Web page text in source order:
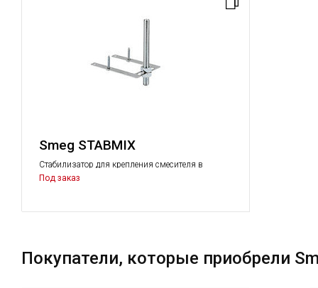
Smeg STABMIX
Стабилизатор для крепления смесителя в
стальные мойки и в столешницу
Под заказ
Покупатели, которые приобрели